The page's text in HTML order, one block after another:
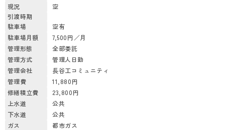
現況
空
引渡時期
駐車場
空有
駐車場月額
7,500円／月
管理形態
全部委託
管理方式
管理人日勤
管理会社
長谷工コミュニティ
管理費
11,880円
修繕積立費
23,800円
上水道
公共
下水道
公共
ガス
都市ガス